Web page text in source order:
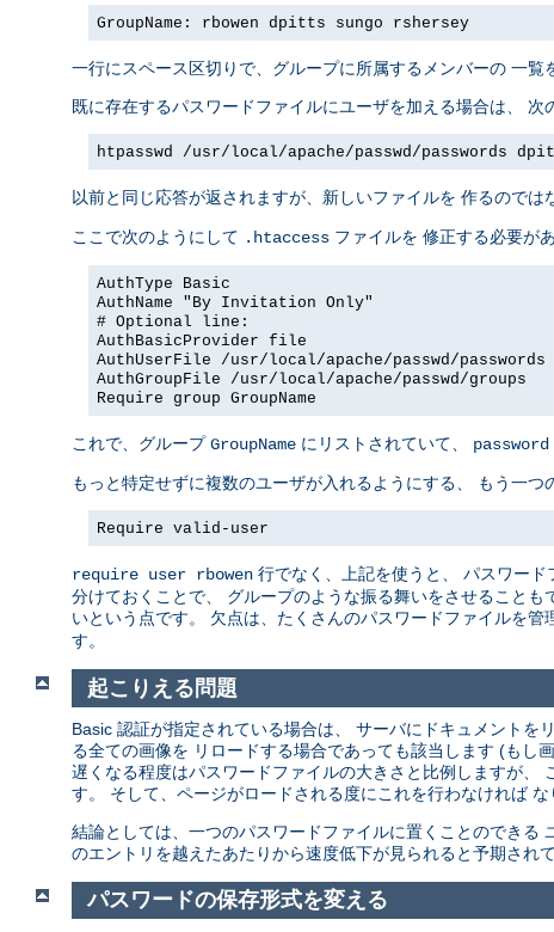
GroupName: rbowen dpitts sungo rshersey
一行にスペース区切りで、グループに所属するメンバーの 一覧
既に存在するパスワードファイルにユーザを加える場合は、 次
htpasswd /usr/local/apache/passwd/passwords
以前と同じ応答が返されますが、新しいファイルを 作るので
ここで次のようにして .htaccess ファイルを 修正する必要があ
AuthType Basic
AuthName "By Invitation Only"
# Optional line:
AuthBasicProvider file
AuthUserFile /usr/local/apache/passwd/passwords
AuthGroupFile /usr/local/apache/passwd/groups
Require group GroupName
これで、グループGroupName にリストされていて、 password
もっと特定せずに複数のユーザが入れるようにする、 もう一
Require valid-user
require user rbowen 行でなく、上記を使うと、 パスワー
分けておくことで、 グループのような振る舞いをさせること
いという点です。 欠点は、たくさんのパスワードファイルを管
す。
起こりえる問題
Basic 認証が指定されている場合は、 サーバにドキュメント
る全ての画像を リロードする場合であっても該当します (もし
遅くなる程度はパスワードファイルの大きさと比例しますが
す。 そして、ページがロードされる度にこれを行わなければ な
結論としては、一つのパスワードファイルに置くことのでき
のエントリを越えたあたりから速度低下が見られると予期され
パスワードの保存形式を変える